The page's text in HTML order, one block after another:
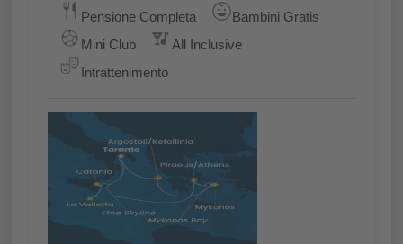
Pensione Completa
Bambini Gratis
Mini Club
All Inclusive
Intrattenimento